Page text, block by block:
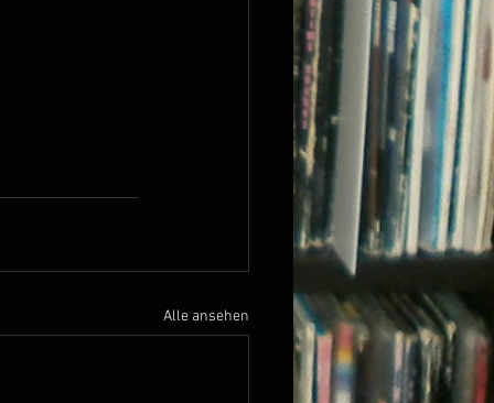
Alle ansehen